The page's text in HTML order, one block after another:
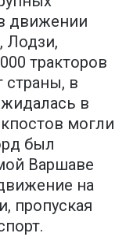
движении
Лодзи,
тракторов
страны, в
в
могли
был
Варшаве
на
пропуская